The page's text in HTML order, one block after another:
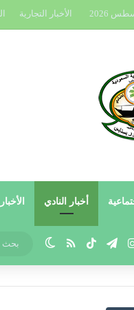
الأخبار التجارية
أخبار النادي
انستقرام
تيلقرام‫TikTokملخص الموقع RSS
الوضع